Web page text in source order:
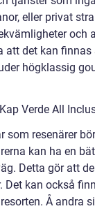
eller privat
och
att det kan
högklassig
Verde All
som resenärer
kan ha en
Detta gör att
kan också
Å andra